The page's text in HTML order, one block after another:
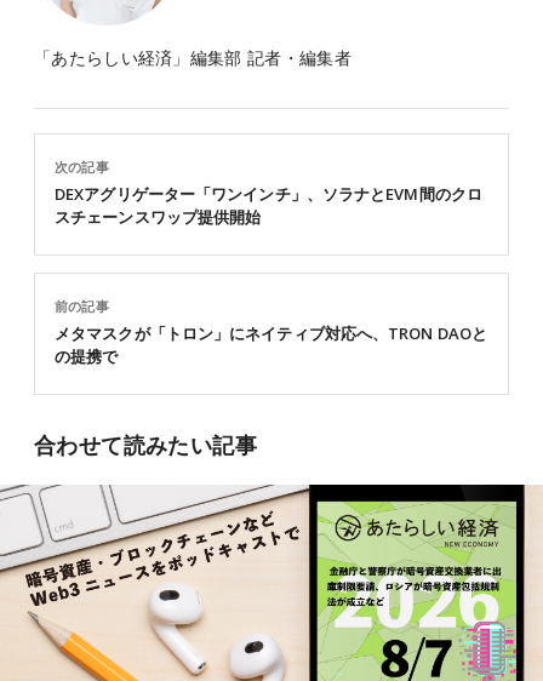
「あたらしい経済」編集部 記者・編集者
前の記事
メタマスクが「トロン」にネイティブ対応へ、TRON DAOと
の提携で
次の記事
DEXアグリゲーター「ワンインチ」、ソラナとEVM間のクロ
スチェーンスワップ提供開始
合わせて読みたい記事